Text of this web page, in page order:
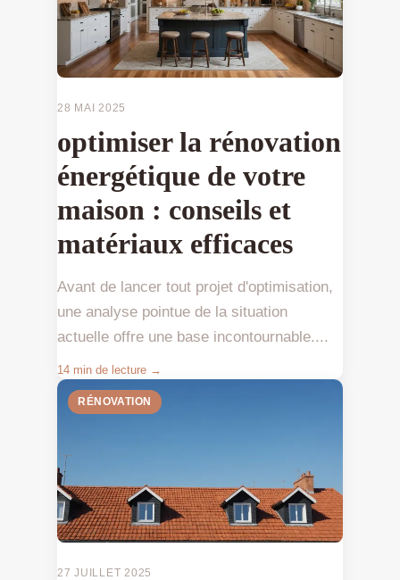
28 MAI 2025
optimiser la rénovation
énergétique de votre
maison : conseils et
matériaux efficaces
Avant de lancer tout projet d'optimisation,
une analyse pointue de la situation
actuelle offre une base incontournable....
14 min de lecture →
RÉNOVATION
27 JUILLET 2025